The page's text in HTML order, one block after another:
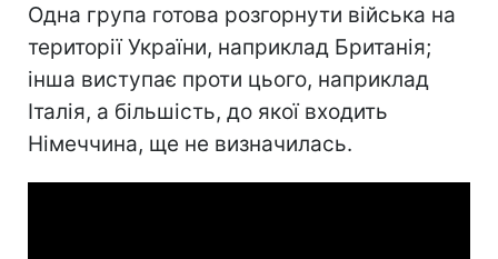
Одна група готова розгорнути війська на
території України, наприклад Британія;
інша виступає проти цього, наприклад
Італія, а більшість, до якої входить
Німеччина, ще не визначилась.